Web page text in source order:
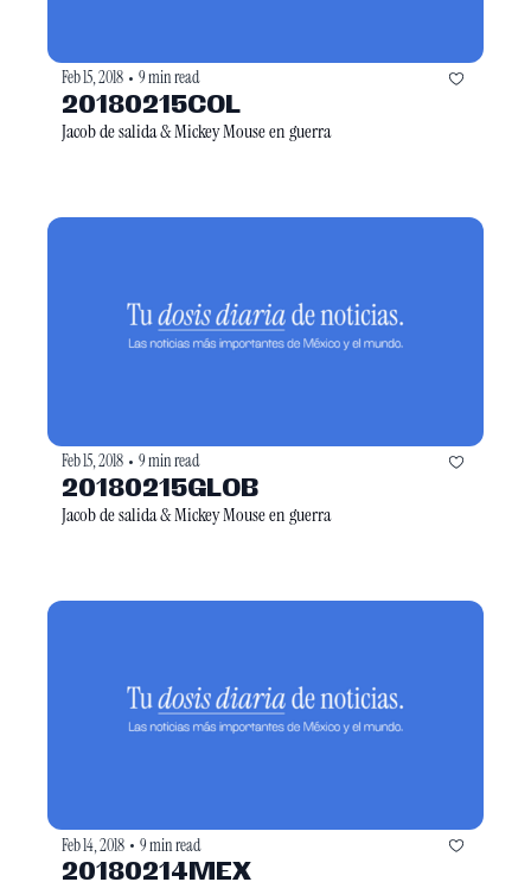
Feb 15, 2018 • 9 min read
20180215COL
Jacob de salida & Mickey Mouse en guerra
Feb 15, 2018 • 9 min read
20180215GLOB
Jacob de salida & Mickey Mouse en guerra
Feb 14, 2018 • 9 min read
20180214MEX